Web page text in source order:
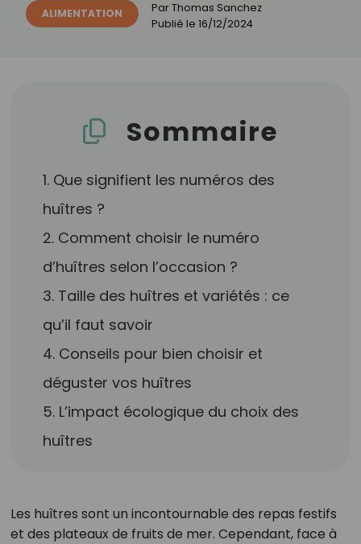
ALIMENTATION ParThomas Sanchez
Publié le 16/12/2024
Sommaire
1. Que signifient les numéros des
huîtres ?
2. Comment choisir le numéro
d’huîtres selon l’occasion ?
3. Taille des huîtres et variétés : ce
qu’il faut savoir
4. Conseils pour bien choisir et
déguster vos huîtres
5. L’impact écologique du choix des
huîtres
Les huîtres sont un incontournable des repas festifs
et des plateaux de fruits de mer. Cependant, face à